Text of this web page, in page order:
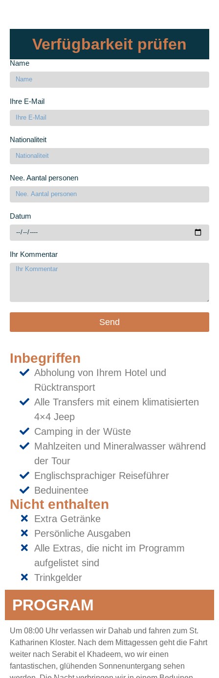
Verfügbarkeit prüfen
Name
Ihre E-Mail
Nationaliteit
Nee. Aantal personen
Datum
Ihr Kommentar
Send
Inbegriffen
Abholung von Ihrem Hotel und
Rücktransport
Alle Transfers mit einem klimatisierten
4×4 Jeep
Camping in der Wüste
Mahlzeiten und Mineralwasser während
der Tour
Englischsprachiger Reiseführer
Beduinentee
Nicht enthalten
Extra Getränke
Persönliche Ausgaben
Alle Extras, die nicht im Programm
aufgelistet sind
Trinkgelder
PROGRAM
Um 08:00 Uhr verlassen wir Dahab und fahren zum St.
Katharinen Kloster. Nach dem Mittagessen geht die Fahrt
weiter nach Serabit el Khadeem, wo wir einen
fantastischen, glühenden Sonnenuntergang sehen